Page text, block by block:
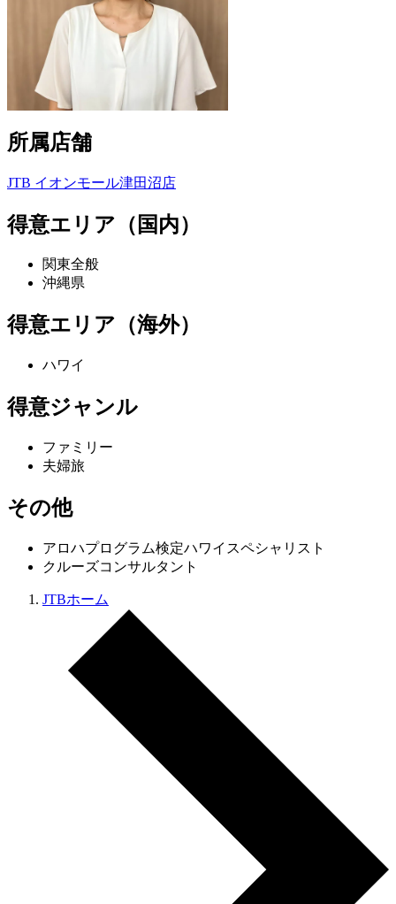
所属店舗
JTB イオンモール津田沼店
得意エリア（国内）
関東全般
沖縄県
得意エリア（海外）
ハワイ
得意ジャンル
ファミリー
夫婦旅
その他
アロハプログラム検定ハワイスペシャリスト
クルーズコンサルタント
JTBホーム